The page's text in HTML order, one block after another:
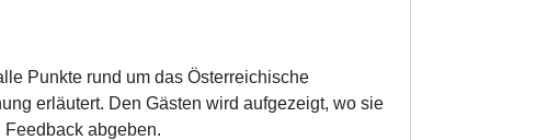
Punkte rund um das Österreichische
erläutert. Den Gästen wird aufgezeigt, wo sie
abgeben.